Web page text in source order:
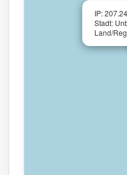
IP:
Stadt:
Land/